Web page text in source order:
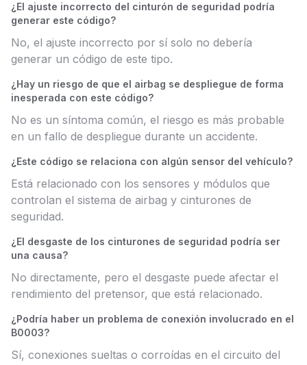
¿El ajuste incorrecto del cinturón de seguridad podría
generar este código?
No, el ajuste incorrecto por sí solo no debería
generar un código de este tipo.
¿Hay un riesgo de que el airbag se despliegue de forma
inesperada con este código?
No es un síntoma común, el riesgo es más probable
en un fallo de despliegue durante un accidente.
¿Este código se relaciona con algún sensor del vehículo?
Está relacionado con los sensores y módulos que
controlan el sistema de airbag y cinturones de
seguridad.
¿El desgaste de los cinturones de seguridad podría ser
una causa?
No directamente, pero el desgaste puede afectar el
rendimiento del pretensor, que está relacionado.
¿Podría haber un problema de conexión involucrado en el
B0003?
Sí, conexiones sueltas o corroídas en el circuito del